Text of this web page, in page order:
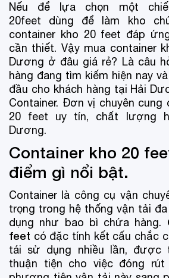
Nếu để lựa chọn một
20feet dùng để làm kho
container kho 20 feet đáp
cần thiết. Vậy mua container
Dương ở đâu giá rẻ? Là câu
hàng đang tìm kiếm hiện nay
đầu cho khách hàng tại Hải
Container. Đơn vị chuyên cung
20 feet uy tín, chất lượng
Dương.
Container kho 20
điểm gì nổi bật.
Container là công cụ vận
trọng trong hệ thống vận tải
dụng như bao bì chứa hàng.
feet có đặc tính kết cấu chắc
tái sử dụng nhiều lần, được
thuận tiện cho việc đóng rút